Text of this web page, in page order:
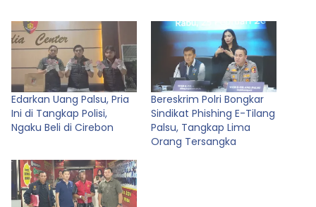
Edarkan Uang Palsu, Pria
Ini di Tangkap Polisi,
Ngaku Beli di Cirebon
Bereskrim Polri Bongkar
Sindikat Phishing E-Tilang
Palsu, Tangkap Lima
Orang Tersangka